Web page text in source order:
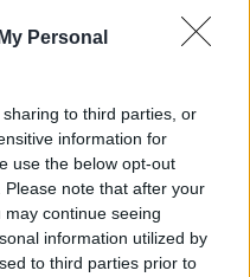
Personal
to third parties, or
information for
use the below opt-out
note that after your
continue seeing
information utilized by
to third parties prior to
τον τουρισμό μετά τις
για χελωνάκια
στο τμήμα
ανατίναξης